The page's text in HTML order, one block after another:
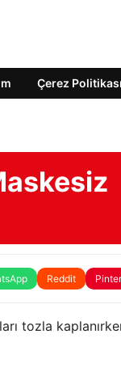
Çerez Politikası
Reddit
tozla